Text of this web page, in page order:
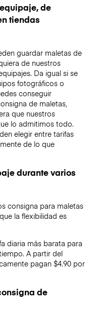
de
tiendas
guardar maletas de
de nuestros
Da igual si se
fotográficos o
conseguir
de maletas,
que nuestros
lo admitimos todo.
elegir entre tarifas
de lo que
durante varios
consigna para maletas
la flexibilidad es
diaria más barata para
A partir del
pagan $4.90 por
de